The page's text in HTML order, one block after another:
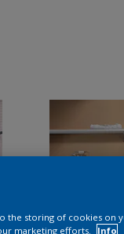
the storing of cookies on
marketing efforts.
Info